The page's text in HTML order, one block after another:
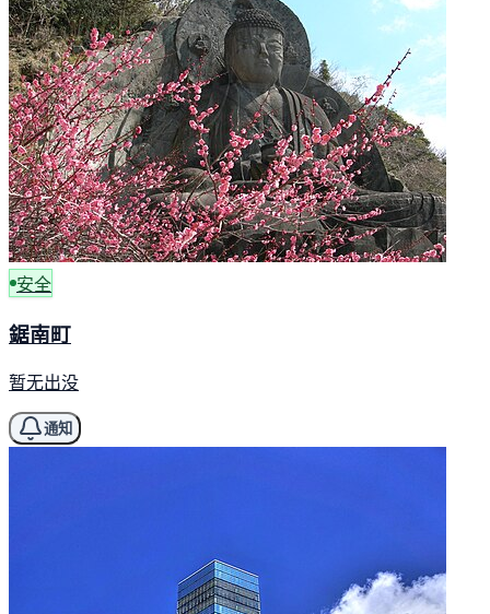
安全
鋸南町
暂无出没
通知